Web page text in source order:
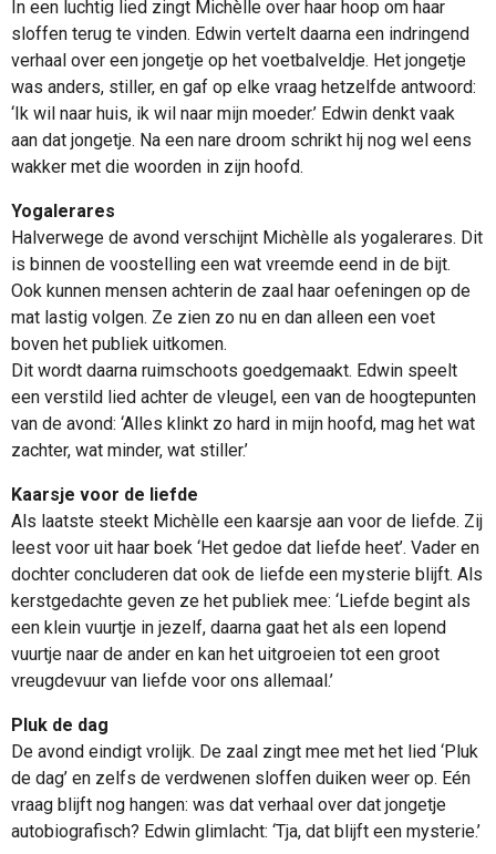
In een luchtig lied zingt Michèlle over haar hoop om haar
sloffen terug te vinden. Edwin vertelt daarna een indringend
verhaal over een jongetje op het voetbalveldje. Het jongetje
was anders, stiller, en gaf op elke vraag hetzelfde antwoord:
‘Ik wil naar huis, ik wil naar mijn moeder.’ Edwin denkt vaak
aan dat jongetje. Na een nare droom schrikt hij nog wel eens
wakker met die woorden in zijn hoofd.
Yogalerares
Halverwege de avond verschijnt Michèlle als yogalerares. Dit
is binnen de voostelling een wat vreemde eend in de bijt.
Ook kunnen mensen achterin de zaal haar oefeningen op de
mat lastig volgen. Ze zien zo nu en dan alleen een voet
boven het publiek uitkomen.
Dit wordt daarna ruimschoots goedgemaakt. Edwin speelt
een verstild lied achter de vleugel, een van de hoogtepunten
van de avond: ‘Alles klinkt zo hard in mijn hoofd, mag het wat
zachter, wat minder, wat stiller.’
Kaarsje voor de liefde
Als laatste steekt Michèlle een kaarsje aan voor de liefde. Zij
leest voor uit haar boek ‘Het gedoe dat liefde heet’. Vader en
dochter concluderen dat ook de liefde een mysterie blijft. Als
kerstgedachte geven ze het publiek mee: ‘Liefde begint als
een klein vuurtje in jezelf, daarna gaat het als een lopend
vuurtje naar de ander en kan het uitgroeien tot een groot
vreugdevuur van liefde voor ons allemaal.’
Pluk de dag
De avond eindigt vrolijk. De zaal zingt mee met het lied ‘Pluk
de dag’ en zelfs de verdwenen sloffen duiken weer op. Eén
vraag blijft nog hangen: was dat verhaal over dat jongetje
autobiografisch? Edwin glimlacht: ‘Tja, dat blijft een mysterie.’